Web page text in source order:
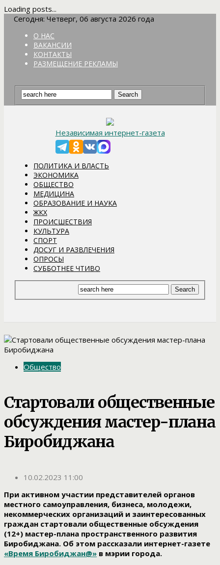
Loading posts...
Сегодня: Четверг, 06 августа 2026 года
О НАС
ВАКАНСИИ
КОНТАКТЫ
РАЗМЕЩЕНИЕ РЕКЛАМЫ
Независимая интернет-газета
ПОЛИТИКА И ВЛАСТЬ
ЭКОНОМИКА
ОБЩЕСТВО
МЕДИЦИНА
ОБРАЗОВАНИЕ И НАУКА
ЖКХ
ПРОИСШЕСТВИЯ
КУЛЬТУРА
СПОРТ
ДОСУГ И РАЗВЛЕЧЕНИЯ
ОПРОСЫ
СУББОТНЕЕ ЧТИВО
Общество
Стартовали общественные
обсуждения мастер-плана
Биробиджана
10.02.2023 11:00
При активном участии представителей органов
местного самоуправления, бизнеса, молодежи,
некоммерческих организаций и заинтересованных
граждан стартовали общественные обсуждения
(12+) мастер-плана пространственного развития
Биробиджана. Об этом рассказали интернет-газете
«Время Биробиджан@» в мэрии города.